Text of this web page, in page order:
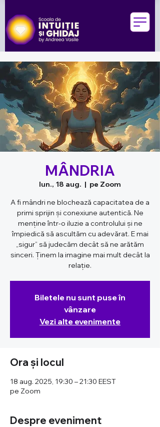
MÂNDRIA
lun., 18 aug.
  |
pe Zoom
A fi mândri ne blochează capacitatea de a
primi sprijin și conexiune autentică. Ne
menține într-o iluzie a controlului și ne
împiedică să ascultăm cu adevărat. E mai
„sigur” să judecăm decât să ne arătăm
sinceri. Ținem la imagine mai mult decât la
relație.
Biletele nu sunt puse în
vânzare
Vezi alte evenimente
Ora și locul
18 aug. 2025, 19:30 – 21:30 EEST
pe Zoom
Despre eveniment